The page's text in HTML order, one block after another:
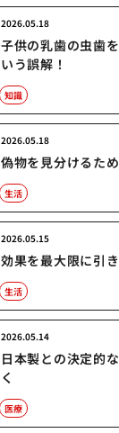
子供の乳歯の虫歯
いう誤解！
2026.05.18
知識
偽物を見分けるた
2026.05.18
生活
効果を最大限に引
2026.05.15
生活
日本製との決定的
く
2026.05.14
医療